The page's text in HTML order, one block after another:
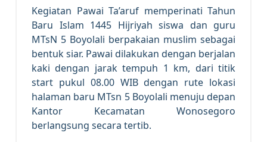
Kegiatan Pawai Ta’aruf memperinati Tahun
Baru Islam 1445 Hijriyah siswa dan guru
MTsN 5 Boyolali berpakaian muslim sebagai
bentuk siar. Pawai dilakukan dengan berjalan
kaki dengan jarak tempuh 1 km, dari titik
start pukul 08.00 WIB dengan rute lokasi
halaman baru MTsn 5 Boyolali menuju depan
Kantor Kecamatan Wonosegoro
berlangsung secara tertib.